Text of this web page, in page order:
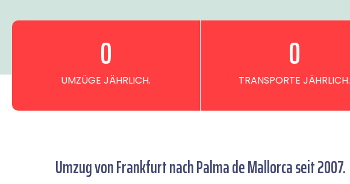
UMZÜGE JÄHRLICH.
0
TRANSPORTE JÄHRLICH.
0
Umzug von Frankfurt nach Palma de Mallorca seit 2007.